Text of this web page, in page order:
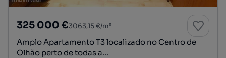
325 000 €3063,15 €/m²
Amplo Apartamento T3 localizado no Centro de
Olhão perto de todas a...